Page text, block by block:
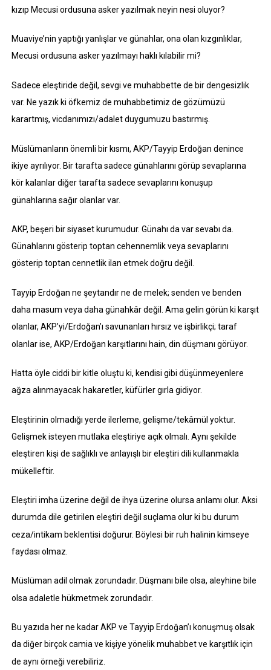
kızıp Mecusi ordusuna asker yazılmak neyin nesi oluyor?
Muaviye’nin yaptığı yanlışlar ve günahlar, ona olan kızgınlıklar,
Mecusi ordusuna asker yazılmayı haklı kılabilir mi?
Sadece eleştiride değil, sevgi ve muhabbette de bir dengesizlik
var. Ne yazık ki öfkemiz de muhabbetimiz de gözümüzü
karartmış, vicdanımızı/adalet duygumuzu bastırmış.
Müslümanların önemli bir kısmı, AKP/Tayyip Erdoğan denince
ikiye ayrılıyor. Bir tarafta sadece günahlarını görüp sevaplarına
kör kalanlar diğer tarafta sadece sevaplarını konuşup
günahlarına sağır olanlar var.
AKP, beşeri bir siyaset kurumudur. Günahı da var sevabı da.
Günahlarını gösterip toptan cehennemlik veya sevaplarını
gösterip toptan cennetlik ilan etmek doğru değil.
Tayyip Erdoğan ne şeytandır ne de melek; senden ve benden
daha masum veya daha günahkâr değil. Ama gelin görün ki karşıt
olanlar, AKP’yi/Erdoğan’ı savunanları hırsız ve işbirlikçi; taraf
olanlar ise, AKP/Erdoğan karşıtlarını hain, din düşmanı görüyor.
Hatta öyle ciddi bir kitle oluştu ki, kendisi gibi düşünmeyenlere
ağza alınmayacak hakaretler, küfürler gırla gidiyor.
Eleştirinin olmadığı yerde ilerleme, gelişme/tekâmül yoktur.
Gelişmek isteyen mutlaka eleştiriye açık olmalı. Aynı şekilde
eleştiren kişi de sağlıklı ve anlayışlı bir eleştiri dili kullanmakla
mükelleftir.
Eleştiri imha üzerine değil de ihya üzerine olursa anlamı olur. Aksi
durumda dile getirilen eleştiri değil suçlama olur ki bu durum
ceza/intikam beklentisi doğurur. Böylesi bir ruh halinin kimseye
faydası olmaz.
Müslüman adil olmak zorundadır. Düşmanı bile olsa, aleyhine bile
olsa adaletle hükmetmek zorundadır.
Bu yazıda her ne kadar AKP ve Tayyip Erdoğan’ı konuşmuş olsak
da diğer birçok camia ve kişiye yönelik muhabbet ve karşıtlık için
de aynı örneği verebiliriz.